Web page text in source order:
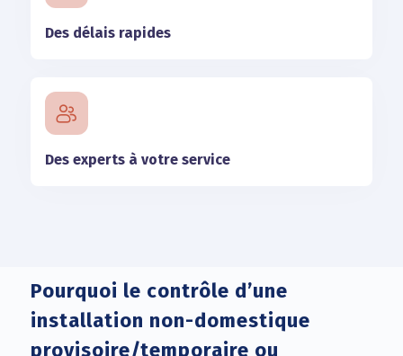
Des délais rapides
Des experts à votre service
Pourquoi le contrôle d’une
installation non-domestique
provisoire/temporaire ou